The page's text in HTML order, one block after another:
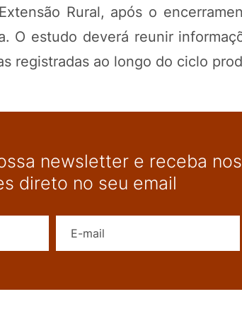
Rural, após o
O estudo deverá reunir
registradas ao longo do ciclo
newsletter e receba
direto no seu email